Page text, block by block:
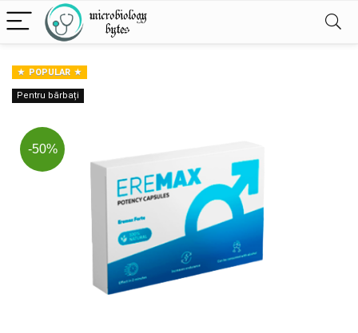
POPULAR
Pentru bărbați
-50%